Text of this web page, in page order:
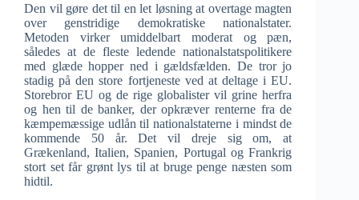
Den vil gøre det til en let løsning at overtage magten
over genstridige demokratiske nationalstater.
Metoden virker umiddelbart moderat og pæn,
således at de fleste ledende nationalstatspolitikere
med glæde hopper ned i gældsfælden. De tror jo
stadig på den store fortjeneste ved at deltage i EU.
Storebror EU og de rige globalister vil grine herfra
og hen til de banker, der opkræver renterne fra de
kæmpemæssige udlån til nationalstaterne i mindst de
kommende 50 år. Det vil dreje sig om, at
Grækenland, Italien, Spanien, Portugal og Frankrig
stort set får grønt lys til at bruge penge næsten som
hidtil.